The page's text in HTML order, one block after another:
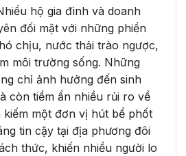
hộ gia đình và doanh
đối mặt với những phiền
chịu, nước thải trào ngược,
môi trường sống. Những
chỉ ảnh hưởng đến sinh
còn tiềm ẩn nhiều rủi ro về
kiếm một đơn vị hút bể phốt
tin cậy tại địa phương đôi
thức, khiến nhiều người lo